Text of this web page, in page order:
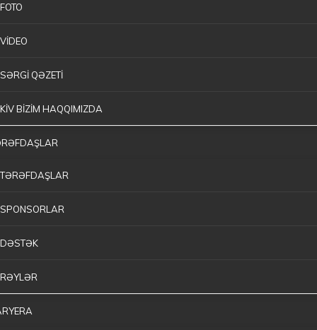
FOTO
VİDEO
SƏRGİ QƏZETİ
KİV BİZİM HAQQIMIZDA
TƏRƏFDAŞLAR
SPONSORLAR
DƏSTƏK
RƏYLƏR